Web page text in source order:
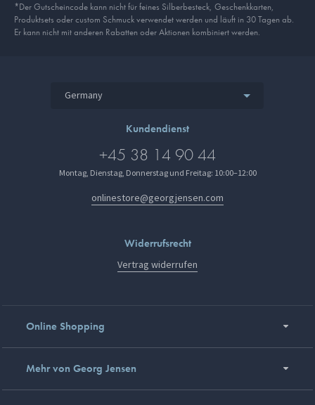
*Der Gutscheincode kann nicht für feines Silberbesteck, Geschenkkarten,
Produkt­sets oder custom Schmuck verwendet werden und läuft in 30 Tagen ab.
Er kann nicht mit anderen Rabatten oder Aktionen kombiniert werden.
Germany
Kundendienst
+45 38 14 90 44
Montag, Dienstag, Donnerstag und Freitag: 10:00–12:00
onlinestore@georgjensen.com
Widerrufsrecht
Vertrag widerrufen
Online Shopping
Mehr von Georg Jensen